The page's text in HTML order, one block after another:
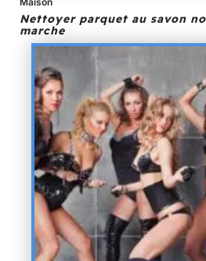
Nettoyer parquet au savon
marche